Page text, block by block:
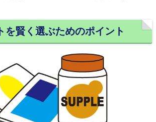
を賢く選ぶためのポイント